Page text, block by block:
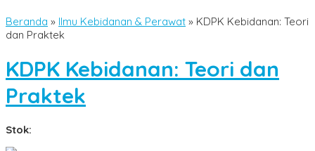
Beranda » Ilmu Kebidanan & Perawat » KDPK Kebidanan: Teori
dan Praktek
KDPK Kebidanan: Teori dan
Praktek
Stok: